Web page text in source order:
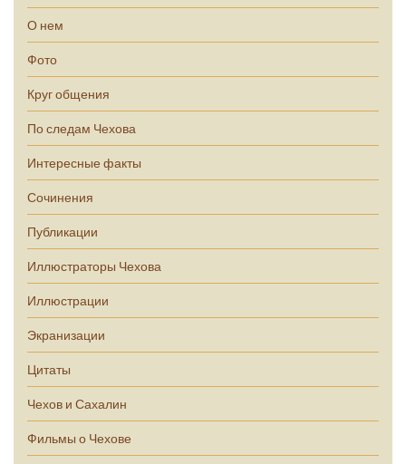
О нем
Фото
Круг общения
По следам Чехова
Интересные факты
Сочинения
Публикации
Иллюстраторы Чехова
Иллюстрации
Экранизации
Цитаты
Чехов и Сахалин
Фильмы о Чехове